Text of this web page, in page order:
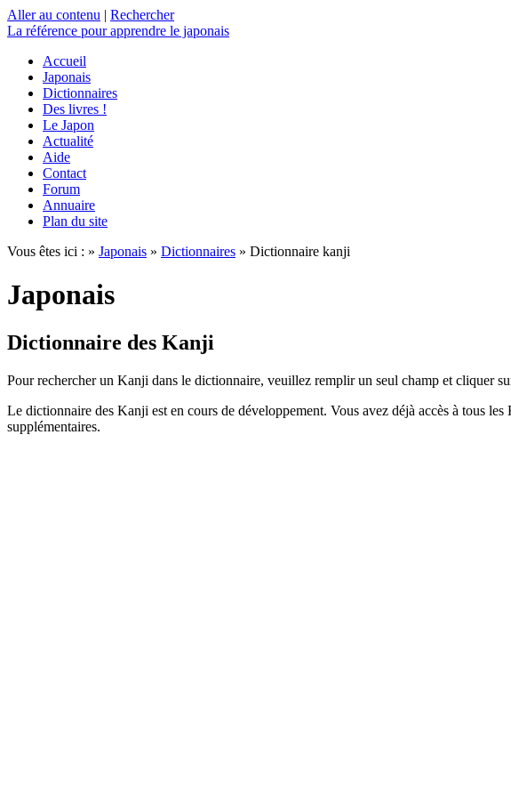
Aller au contenu | Rechercher
La référence pour apprendre le japonais
Accueil
Japonais
Dictionnaires
Des livres !
Le Japon
Actualité
Aide
Contact
Forum
Annuaire
Plan du site
Vous êtes ici : » Japonais » Dictionnaires » Dictionnaire kanji
Japonais
Dictionnaire des Kanji
Pour rechercher un Kanji dans le dictionnaire, veuillez remplir un seul champ et cliquer
Le dictionnaire des Kanji est en cours de développement. Vous avez déjà accès à tous
supplémentaires.